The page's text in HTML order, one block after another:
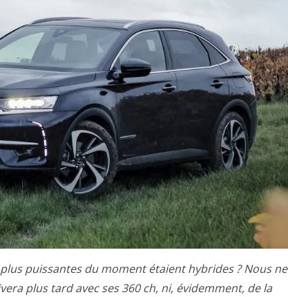
puissantes du moment étaient hybrides ? Nous ne
plus tard avec ses 360 ch, ni, évidemment, de la